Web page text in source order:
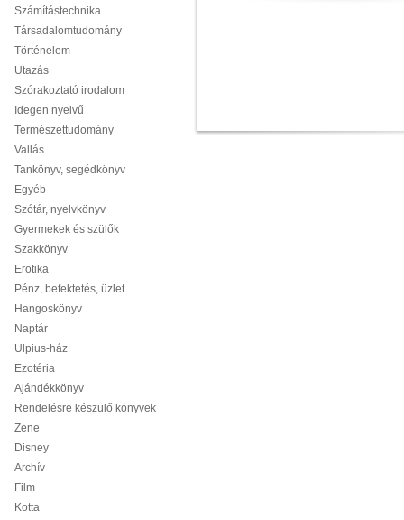
Számítástechnika
Társadalomtudomány
Történelem
Utazás
Szórakoztató irodalom
Idegen nyelvű
Természettudomány
Vallás
Tankönyv, segédkönyv
Egyéb
Szótár, nyelvkönyv
Gyermekek és szülők
Szakkönyv
Erotika
Pénz, befektetés, üzlet
Hangoskönyv
Naptár
Ulpius-ház
Ezotéria
Ajándékkönyv
Rendelésre készülő könyvek
Zene
Disney
Archív
Film
Kotta